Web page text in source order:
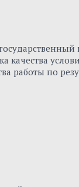
качества
работы по